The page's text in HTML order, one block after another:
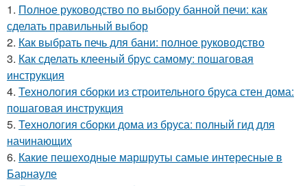
1. Полное руководство по выбору банной печи: как
сделать правильный выбор
2. Как выбрать печь для бани: полное руководство
3. Как сделать клееный брус самому: пошаговая
инструкция
4. Технология сборки из строительного бруса стен дома:
пошаговая инструкция
5. Технология сборки дома из бруса: полный гид для
начинающих
6. Какие пешеходные маршруты самые интересные в
Барнауле